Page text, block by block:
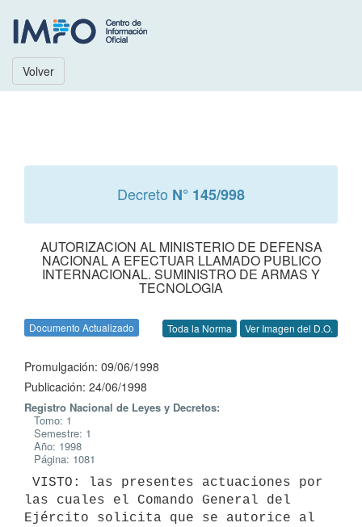
Volver
Decreto N° 145/998
AUTORIZACION AL MINISTERIO DE DEFENSA
NACIONAL A EFECTUAR LLAMADO PUBLICO
INTERNACIONAL. SUMINISTRO DE ARMAS Y
TECNOLOGIA
Documento Actualizado Toda la Norma Ver Imagen del D.O.
Promulgación: 09/06/1998
Publicación: 24/06/1998
Registro Nacional de Leyes y Decretos:
Tomo: 1
Semestre: 1
Año: 1998
Página: 1081
las cuales el Comando General del
Ejército solicita que se autorice al